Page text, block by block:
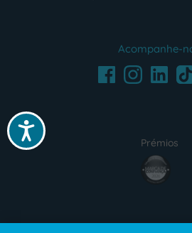
Acessibilidade
Acompanhe-
FacebookInstagramLinkedIn
Prémios
award4